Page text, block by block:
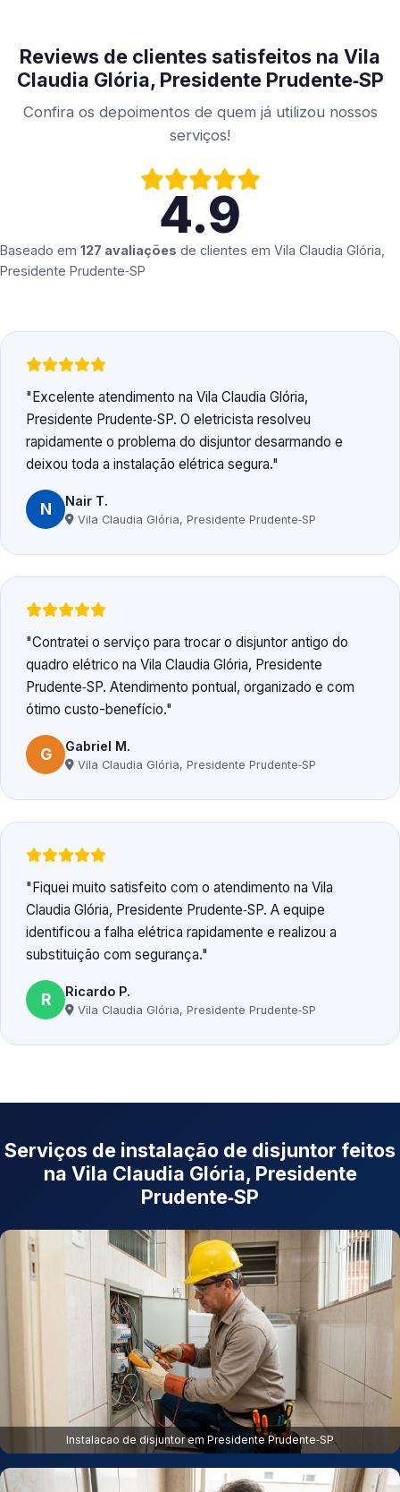
Reviews de clientes satisfeitos na Vila
Claudia Glória, Presidente Prudente‑SP
Confira os depoimentos de quem já utilizou nossos
serviços!
4.9
Baseado em 127 avaliações de clientes em Vila Claudia Glória,
Presidente Prudente‑SP
Excelente atendimento na Vila Claudia Glória,
Presidente Prudente‑SP. O eletricista resolveu
rapidamente o problema do disjuntor desarmando e
deixou toda a instalação elétrica segura.
N Nair T.
Vila Claudia Glória, Presidente Prudente‑SP
Contratei o serviço para trocar o disjuntor antigo do
quadro elétrico na Vila Claudia Glória, Presidente
Prudente‑SP. Atendimento pontual, organizado e com
ótimo custo-benefício.
G Gabriel M.
Vila Claudia Glória, Presidente Prudente‑SP
Fiquei muito satisfeito com o atendimento na Vila
Claudia Glória, Presidente Prudente‑SP. A equipe
identificou a falha elétrica rapidamente e realizou a
substituição com segurança.
R Ricardo P.
Vila Claudia Glória, Presidente Prudente‑SP
Serviços de instalação de disjuntor feitos
na Vila Claudia Glória, Presidente
Prudente‑SP
Instalacao de disjuntor em Presidente Prudente‑SP